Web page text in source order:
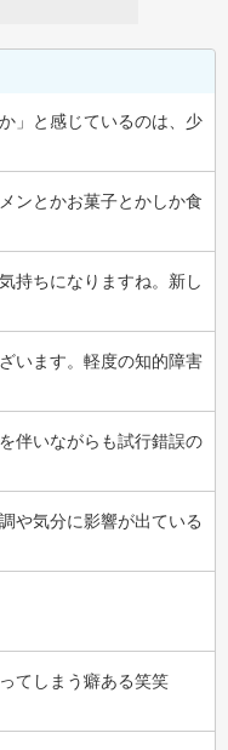
」と感じているのは、少
ンとかお菓子とかしか食
持ちになりますね。新し
います。軽度の知的障害
伴いながらも試行錯誤の
や気分に影響が出ている
てしまう癖ある笑笑